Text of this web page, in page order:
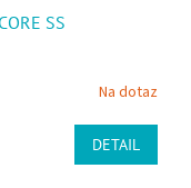
SS
Na dotaz
DETAIL